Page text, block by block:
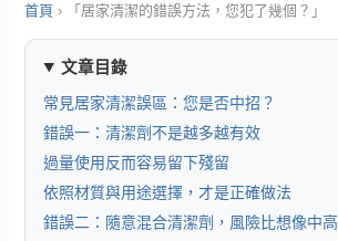
首頁 › 「居家清潔的錯誤方法，您犯了幾個？」
文章目錄
常見居家清潔誤區：您是否中招？
錯誤一：清潔劑不是越多越有效
過量使用反而容易留下殘留
依照材質與用途選擇，才是正確做法
錯誤二：隨意混合清潔劑，風險比想像中高